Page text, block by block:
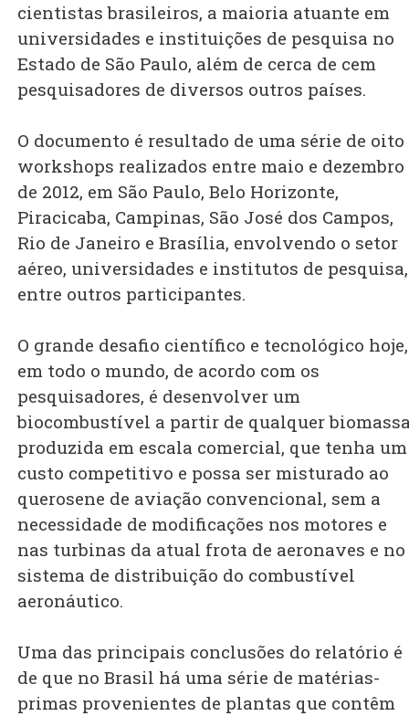
cientistas brasileiros, a maioria atuante em
universidades e instituições de pesquisa no
Estado de São Paulo, além de cerca de cem
pesquisadores de diversos outros países.
O documento é resultado de uma série de oito
workshops realizados entre maio e dezembro
de 2012, em São Paulo, Belo Horizonte,
Piracicaba, Campinas, São José dos Campos,
Rio de Janeiro e Brasília, envolvendo o setor
aéreo, universidades e institutos de pesquisa,
entre outros participantes.
O grande desafio científico e tecnológico hoje,
em todo o mundo, de acordo com os
pesquisadores, é desenvolver um
biocombustível a partir de qualquer
produzida em escala comercial, que tenha um
custo competitivo e possa ser misturado ao
querosene de aviação convencional, sem a
necessidade de modificações nos motores e
nas turbinas da atual frota de aeronaves e no
sistema de distribuição do combustível
aeronáutico.
Uma das principais conclusões do relatório é
de que no Brasil há uma série de matérias-
primas provenientes de plantas que contêm